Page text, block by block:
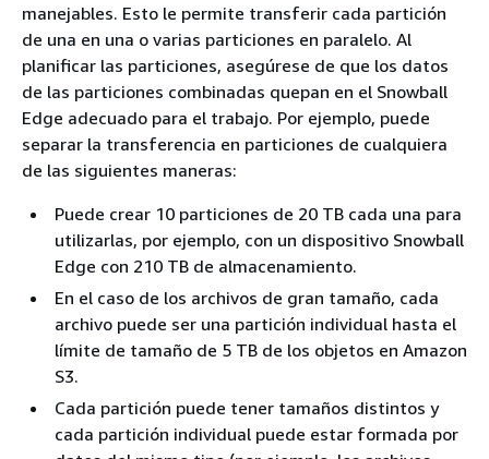
manejables. Esto le permite transferir cada partición
de una en una o varias particiones en paralelo. Al
planificar las particiones, asegúrese de que los datos
de las particiones combinadas quepan en el Snowball
Edge adecuado para el trabajo. Por ejemplo, puede
separar la transferencia en particiones de cualquiera
de las siguientes maneras:
Puede crear 10 particiones de 20 TB cada una para
utilizarlas, por ejemplo, con un dispositivo Snowball
Edge con 210 TB de almacenamiento.
En el caso de los archivos de gran tamaño, cada
archivo puede ser una partición individual hasta el
límite de tamaño de 5 TB de los objetos en Amazon
S3.
Cada partición puede tener tamaños distintos y
cada partición individual puede estar formada por